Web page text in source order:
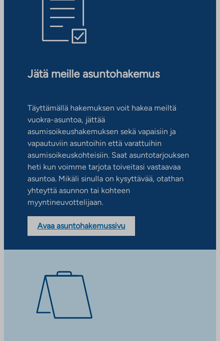
Jätä meille asuntohakemus
Täyttämällä hakemuksen voit hakea meiltä
vuokra-asuntoa, jättää
asumisoikeushakemuksen sekä vapaisiin ja
vapautuviin asuntoihin että varattuihin
asumisoikeuskohteisiin. Saat asuntotarjouksen
heti kun voimme tarjota toiveitasi vastaavaa
asuntoa. Mikäli sinulla on kysyttävää, otathan
yhteyttä asunnon tai kohteen
myyntineuvottelijaan.
Avaa asuntohakemussivu